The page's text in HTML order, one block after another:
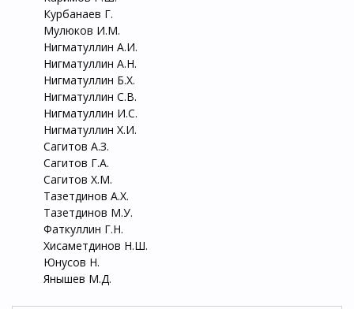
Курбанаев Г.
Мулюков И.М.
Нигматуллин А.И.
Нигматуллин А.Н.
Нигматуллин Б.Х.
Нигматуллин С.В.
Нигматуллин И.С.
Нигматуллин Х.И.
Сагитов А.З.
Сагитов Г.А.
Сагитов Х.М.
Тазетдинов А.Х.
Тазетдинов М.У.
Фаткуллин Г.Н.
Хисаметдинов Н.Ш.
Юнусов Н.
Янышев М.Д.